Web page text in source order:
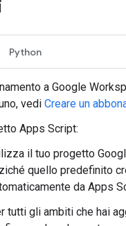
Python
a Google
vedi Creare un
Apps Script:
il tuo progetto
quello predefinito
da Apps
tutti gli ambiti che hai